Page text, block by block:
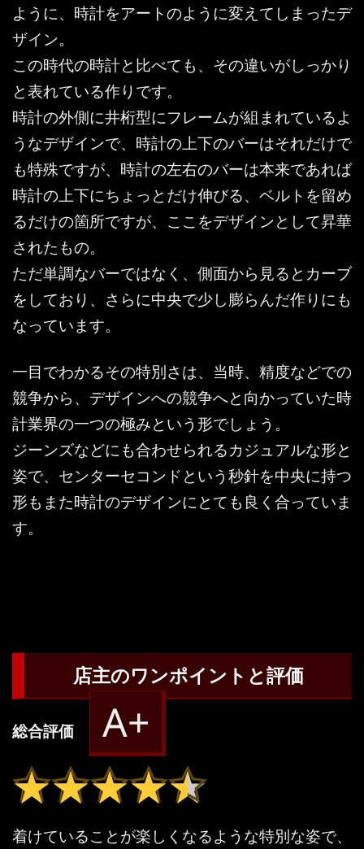
ように、時計をアートのように変えてしまったデ
ザイン。
この時代の時計と比べても、その違いがしっかり
と表れている作りです。
時計の外側に井桁型にフレームが組まれているよ
うなデザインで、時計の上下のバーはそれだけで
も特殊ですが、時計の左右のバーは本来であれば
時計の上下にちょっとだけ伸びる、ベルトを留め
るだけの箇所ですが、ここをデザインとして昇華
されたもの。
ただ単調なバーではなく、側面から見るとカーブ
をしており、さらに中央で少し膨らんだ作りにも
なっています。
一目でわかるその特別さは、当時、精度などでの
競争から、デザインへの競争へと向かっていた時
計業界の一つの極みという形でしょう。
ジーンズなどにも合わせられるカジュアルな形と
姿で、センターセコンドという秒針を中央に持つ
形もまた時計のデザインにとても良く合っていま
す。
店主のワンポイントと評価
総合評価 A+
★★★★★
★★★★★
着けていることが楽しくなるような特別な姿で、